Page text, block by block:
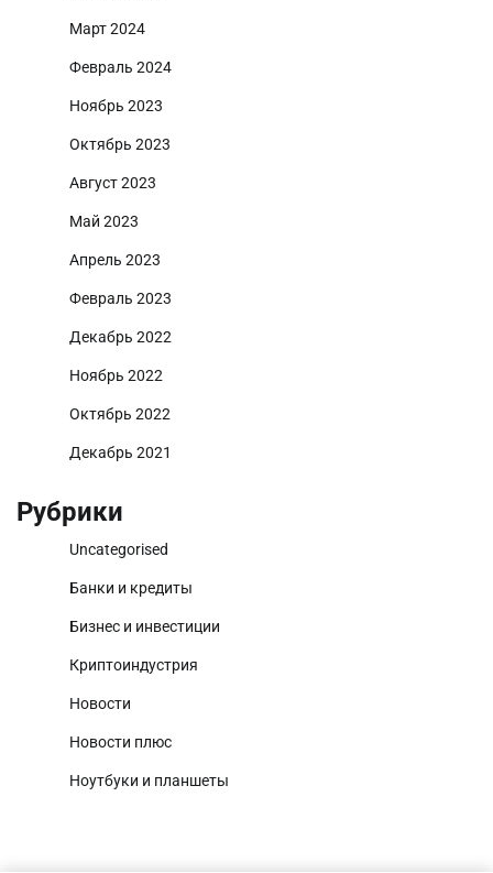
Март 2024
Февраль 2024
Ноябрь 2023
Октябрь 2023
Август 2023
Май 2023
Апрель 2023
Февраль 2023
Декабрь 2022
Ноябрь 2022
Октябрь 2022
Декабрь 2021
Рубрики
Uncategorised
Банки и кредиты
Бизнес и инвестиции
Криптоиндустрия
Новости
Новости плюс
Ноутбуки и планшеты